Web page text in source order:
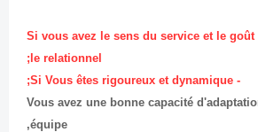
- Si vous avez le sens du service et le
le relationnel;
- Si Vous êtes rigoureux et dynamique;
- Vous avez une bonne capacité
équipe,